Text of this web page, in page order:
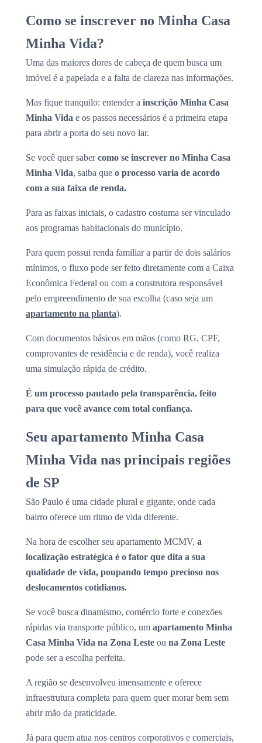
Como se inscrever no Minha Casa
Minha Vida?
Uma das maiores dores de cabeça de quem busca um
imóvel é a papelada e a falta de clareza nas informações.
Mas fique tranquilo: entender a inscrição Minha Casa
Minha Vida e os passos necessários é a primeira etapa
para abrir a porta do seu novo lar.
Se você quer sabercomo se inscrever no Minha Casa
Minha Vida, saiba que o processo varia de acordo
com a sua faixa de renda.
Para as faixas iniciais, o cadastro costuma ser vinculado
aos programas habitacionais do município.
Para quem possui renda familiar a partir de dois salários
mínimos, o fluxo pode ser feito diretamente com a Caixa
Econômica Federal ou com a construtora responsável
pelo empreendimento de sua escolha (caso seja um
apartamento na planta).
Com documentos básicos em mãos (como RG, CPF,
comprovantes de residência e de renda), você realiza
uma simulação rápida de crédito.
É um processo pautado pela transparência, feito
para que você avance com total confiança.
Seu apartamento Minha Casa
Minha Vida nas principais regiões
de SP
São Paulo é uma cidade plural e gigante, onde cada
bairro oferece um ritmo de vida diferente.
Na hora de escolher seu apartamento MCMV, a
localização estratégica é o fator que dita a sua
qualidade de vida, poupando tempo precioso nos
deslocamentos cotidianos.
Se você busca dinamismo, comércio forte e conexões
rápidas via transporte público, um apartamento Minha
Casa Minha Vida na Zona Leste ou na Zona Leste
pode ser a escolha perfeita.
A região se desenvolveu imensamente e oferece
infraestrutura completa para quem quer morar bem sem
abrir mão da praticidade.
Já para quem atua nos centros corporativos e comerciais,